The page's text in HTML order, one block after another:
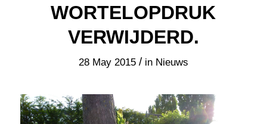
WORTELOPDRUK
VERWIJDERD.
28 May 2015 / in Nieuws